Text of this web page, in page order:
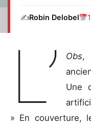
✍️Robin Delobel
L’ Obs,
Une
» En couverture,